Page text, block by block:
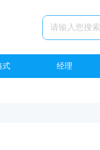
式 经理